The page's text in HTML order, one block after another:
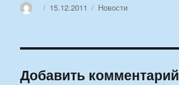
АвторОпубликовано
15.12.2011 Рубрики
Новости
Добавить комментарий